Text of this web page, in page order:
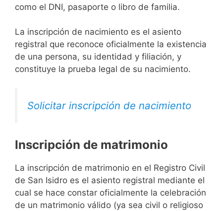
como el DNI, pasaporte o libro de familia.
La inscripción de nacimiento es el asiento
registral que reconoce oficialmente la existencia
de una persona, su identidad y filiación, y
constituye la prueba legal de su nacimiento.
Solicitar inscripción de nacimiento
Inscripción de matrimonio
La inscripción de matrimonio en el Registro Civil
de San Isidro es el asiento registral mediante el
cual se hace constar oficialmente la celebración
de un matrimonio válido (ya sea civil o religioso